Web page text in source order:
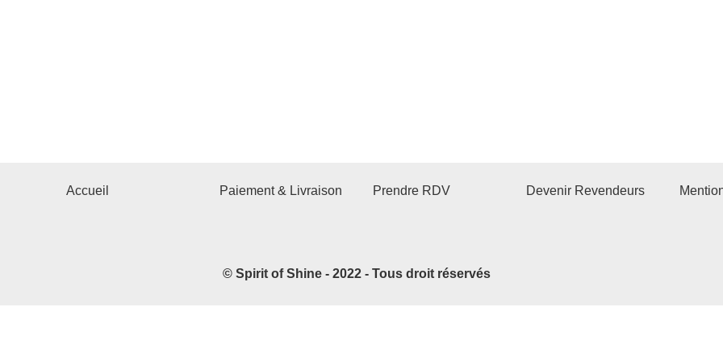
Accueil Paiement & Livraison Prendre RDV Devenir Revendeurs
© Spirit of Shine - 2022 - Tous droit réservés